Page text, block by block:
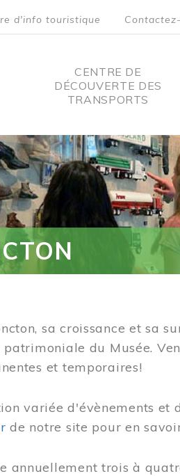
d'info touristique
CENTRE DE
DÉCOUVERTE DES
TRANSPORTS
sa croissance et sa
du Musée.
et temporaires!
variée d'évènements et
de notre site pour en
annuellement trois à